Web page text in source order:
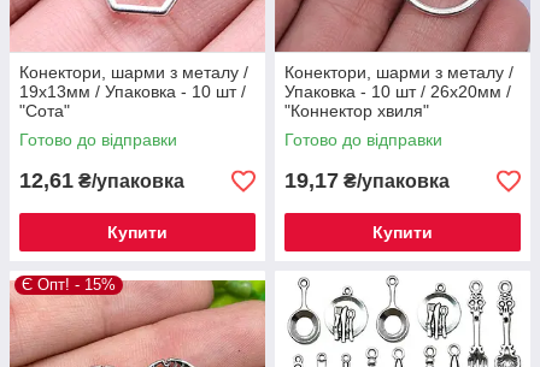
Конектори, шарми з металу /
19x13мм / Упаковка - 10 шт /
"Сота"
Готово до відправки
12,61 ₴/упаковка
Купити
Конектори, шарми з металу /
Упаковка - 10 шт / 26x20мм /
"Коннектор хвиля"
Готово до відправки
19,17 ₴/упаковка
Купити
Є Опт! - 15%